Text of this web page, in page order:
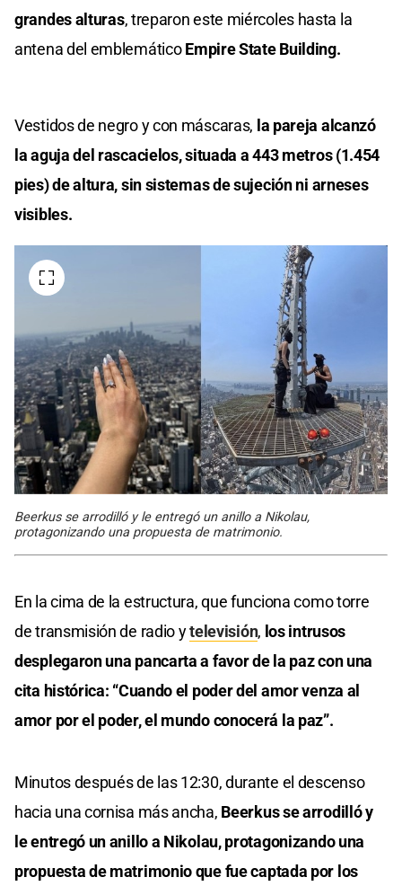
grandes alturas, treparon este miércoles hasta la
antena del emblemáticoEmpire State Building.
Vestidos de negro y con máscaras, la pareja alcanzó
la aguja del rascacielos, situada a 443 metros (1.454
pies) de altura, sin sistemas de sujeción ni arneses
visibles.
Beerkus se arrodilló y le entregó un anillo a Nikolau,
protagonizando una propuesta de matrimonio.
En la cima de la estructura, que funciona como torre
de transmisión de radio ytelevisión, los intrusos
desplegaron una pancarta a favor de la paz con una
cita histórica: “Cuando el poder del amor venza al
amor por el poder, el mundo conocerá la paz”.
Minutos después de las 12:30, durante el descenso
hacia una cornisa más ancha, Beerkus se arrodilló y
le entregó un anillo a Nikolau, protagonizando una
propuesta de matrimonio que fue captada por los